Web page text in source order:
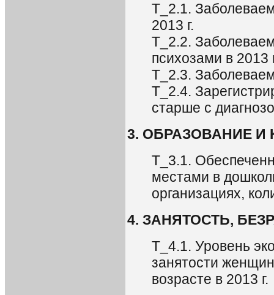
Т_2.1.
2013 г.
Т_2.2.
психозами в 2013
Т_2.3.
Т_2.4.
старше с
3. ОБРАЗОВАНИЕ И
Т_3.1.
местами в
организациях,
4. ЗАНЯТОСТЬ,
Т_4.1. Уровень
занятости
возрасте в 2013 г.